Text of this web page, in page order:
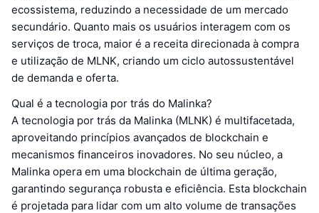
ecossistema, reduzindo a necessidade de um mercado
secundário. Quanto mais os usuários interagem com os
serviços de troca, maior é a receita direcionada à compra
e utilização de MLNK, criando um ciclo autossustentável
de demanda e oferta.
Qual é a tecnologia por trás do Malinka?
A tecnologia por trás da Malinka (MLNK) é multifacetada,
aproveitando princípios avançados de blockchain e
mecanismos financeiros inovadores. No seu núcleo, a
Malinka opera em uma blockchain de última geração,
garantindo segurança robusta e eficiência. Esta blockchain
é projetada para lidar com um alto volume de transações